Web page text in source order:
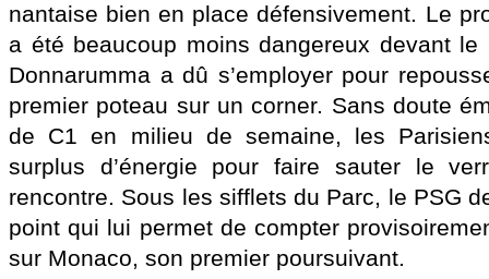
nantaise bien en place défensivement. Le
a été beaucoup moins dangereux devant
Donnarumma a dû s’employer pour
premier poteau sur un corner. Sans doute
de C1 en milieu de semaine, les
surplus d’énergie pour faire sauter le
rencontre. Sous les sifflets du Parc, le PSG
point qui lui permet de compter
sur Monaco, son premier poursuivant.